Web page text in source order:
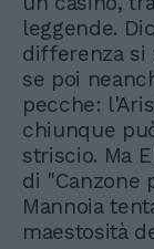
leggende.
differenza si
se poi
pecche:
chiunque
striscio. Ma
di "Canzone
Mannoia
maestosità